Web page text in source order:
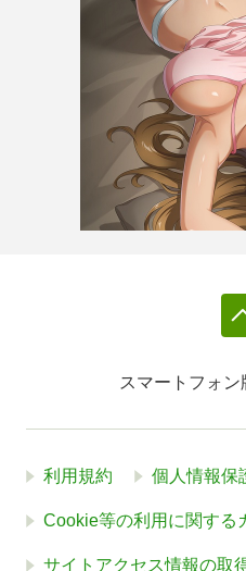
スマートフォン
利用規約 個人情報保
Cookie等の利用に関する
サイトアクセス情報の取